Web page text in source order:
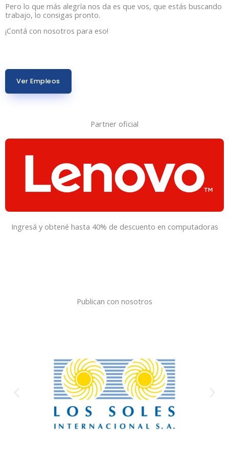
Pero lo que más alegría nos da es que vos, que estás buscando
trabajo, lo consigas pronto.
¡Contá con nosotros para eso!
Ver Empleos
Partner oficial
Ingresá y obtené hasta 40% de descuento en computadoras
Publican con nosotros